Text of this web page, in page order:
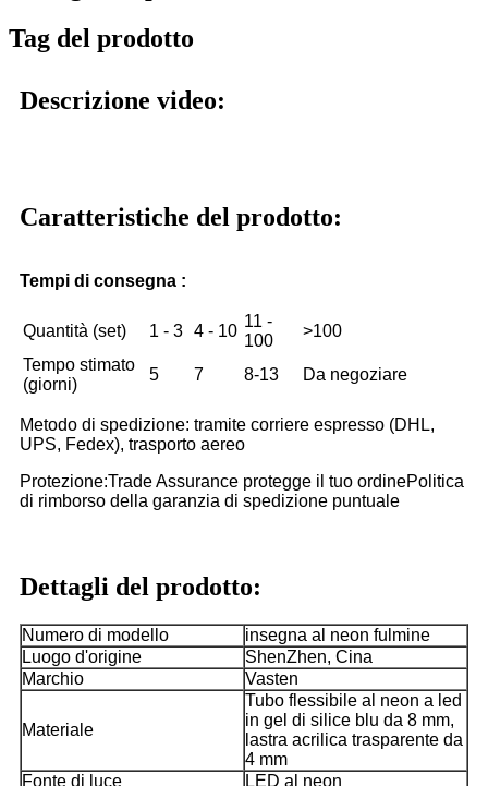
Tag del prodotto
Descrizione video:
Caratteristiche del prodotto:
Tempi di consegna :
Quantità (set) 1 - 3 4 - 10
11 -
100
>100
Tempo stimato
(giorni)
5 7 8-13 Da negoziare
Metodo di spedizione: tramite corriere espresso (DHL,
UPS, Fedex), trasporto aereo
Protezione:Trade Assurance protegge il tuo ordinePolitica
di rimborso della garanzia di spedizione puntuale
Dettagli del prodotto:
Numero di modello
insegna al neon fulmine
Luogo d'origine
ShenZhen, Cina
Marchio
Vasten
Materiale
Tubo flessibile al neon a led
in gel di silice blu da 8 mm,
lastra acrilica trasparente da
4 mm
Fonte di luce
LED al neon